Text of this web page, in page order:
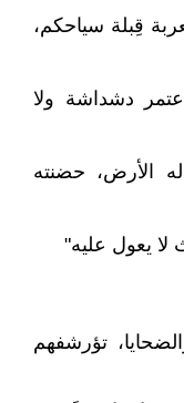
قِبلة سياحكم،
دشداشة ولا
الأرض، حضنته
لا يعول عليه"‏‏‏‏‏
تؤرشفهم